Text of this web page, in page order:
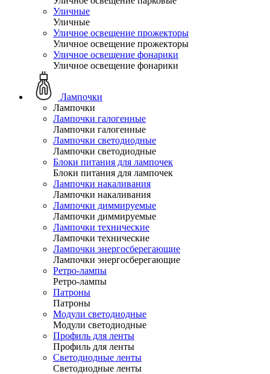
Уличные
Уличные
Уличное освещение прожекторы
Уличное освещение прожекторы
Уличное освещение фонарики
Уличное освещение фонарики
Лампочки
Лампочки
Лампочки галогенные
Лампочки галогенные
Лампочки светодиодные
Лампочки светодиодные
Блоки питания для лампочек
Блоки питания для лампочек
Лампочки накаливания
Лампочки накаливания
Лампочки диммируемые
Лампочки диммируемые
Лампочки технические
Лампочки технические
Лампочки энергосберегающие
Лампочки энергосберегающие
Ретро-лампы
Ретро-лампы
Патроны
Патроны
Модули светодиодные
Модули светодиодные
Профиль для ленты
Профиль для ленты
Светодиодные ленты
Светодиодные ленты